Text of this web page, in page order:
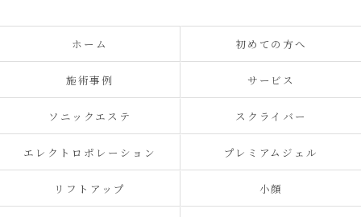
ホーム 初めての方へ
施術事例 サービス
ソニックエステ スクライバー
エレクトロポレーション プレミアムジェル
リフトアップ 小顔